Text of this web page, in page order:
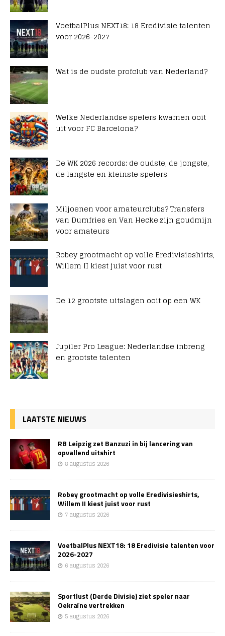
VoetbalPlus NEXT18: 18 Eredivisie talenten
voor 2026-2027
Wat is de oudste profclub van Nederland?
Welke Nederlandse spelers kwamen ooit
uit voor FC Barcelona?
De WK 2026 records: de oudste, de jongste,
de langste en kleinste spelers
Miljoenen voor amateurclubs? Transfers
van Dumfries en Van Hecke zijn goudmijn
voor amateurs
Robey grootmacht op volle Eredivisieshirts,
Willem II kiest juist voor rust
De 12 grootste uitslagen ooit op een WK
Jupiler Pro League: Nederlandse inbreng
en grootste talenten
LAATSTE NIEUWS
RB Leipzig zet Banzuzi in bij lancering van
opvallend uitshirt
8 augustus 2026
Robey grootmacht op volle Eredivisieshirts,
Willem II kiest juist voor rust
7 augustus 2026
VoetbalPlus NEXT18: 18 Eredivisie talenten voor
2026-2027
6 augustus 2026
Sportlust (Derde Divisie) ziet speler naar
Oekraïne vertrekken
5 augustus 2026